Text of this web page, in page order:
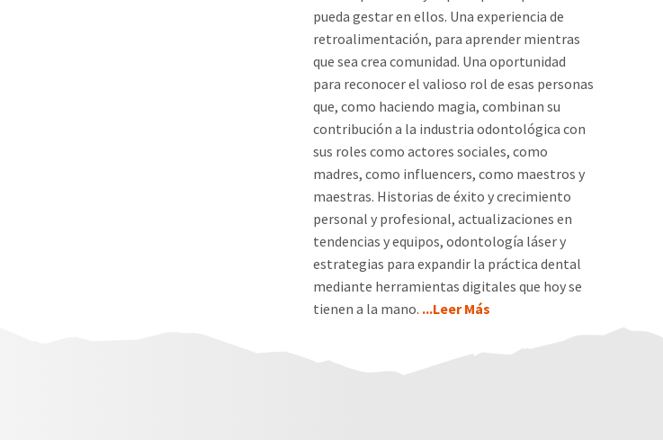
pueda gestar en ellos. Una experiencia de
retroalimentación, para aprender mientras
que sea crea comunidad. Una oportunidad
para reconocer el valioso rol de esas personas
que, como haciendo magia, combinan su
contribución a la industria odontológica con
sus roles como actores sociales, como
madres, como influencers, como maestros y
maestras. Historias de éxito y crecimiento
personal y profesional, actualizaciones en
tendencias y equipos, odontología láser y
estrategias para expandir la práctica dental
mediante herramientas digitales que hoy se
tienen a la mano. ...Leer Más